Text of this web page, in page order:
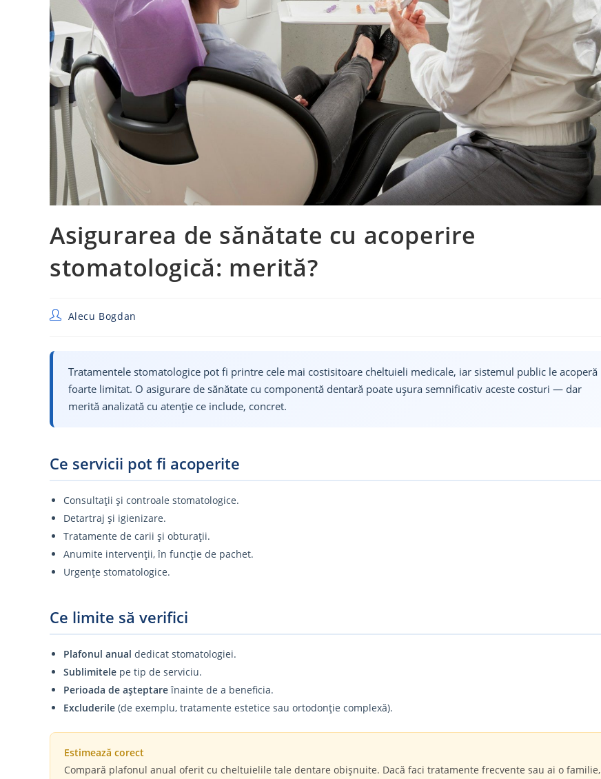
Asigurarea de sănătate cu acoperire
stomatologică: merită?
PostAlecu Bogdan
Tratamentele stomatologice pot fi printre cele mai costisitoare cheltuieli medicale, iar sistemul public le acoperă
foarte limitat. O asigurare de sănătate cu componentă dentară poate ușura semnificativ aceste costuri — dar
merită analizată cu atenție ce include, concret.
Ce servicii pot fi acoperite
Consultații și controale stomatologice.
Detartraj și igienizare.
Tratamente de carii și obturații.
Anumite intervenții, în funcție de pachet.
Urgențe stomatologice.
Ce limite să verifici
Plafonul anual dedicat stomatologiei.
Sublimitele pe tip de serviciu.
Perioada de așteptareînainte de a beneficia.
Excluderile (de exemplu, tratamente estetice sau ortodonție complexă).
Estimează corect
Compară plafonul anual oferit cu cheltuielile tale dentare obișnuite. Dacă faci tratamente frecvente sau ai o familie,